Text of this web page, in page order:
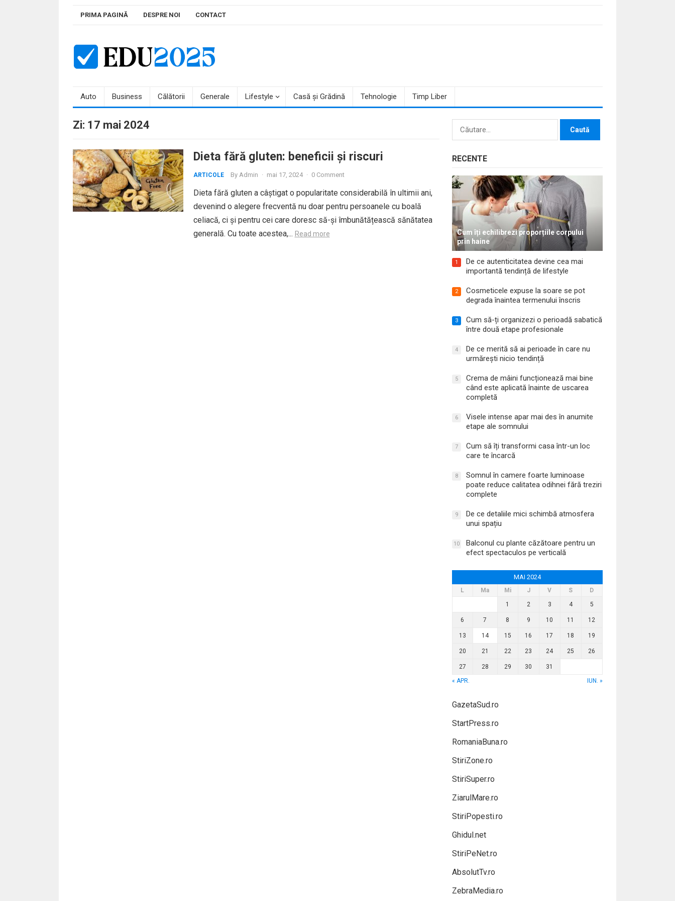
PRIMA PAGINĂ DESPRE NOI CONTACT
Auto Business Călătorii Generale Lifestyle Casă și Grădină Tehnologie Timp Liber
Zi: 17 mai 2024
Dieta fără gluten: beneficii și riscuri
ARTICOLE By Admin · mai 17, 2024 · 0 Comment
Dieta fără gluten a câștigat o popularitate considerabilă în ultimii ani,
devenind o alegere frecventă nu doar pentru persoanele cu boală
celiacă, ci și pentru cei care doresc să-și îmbunătățească sănătatea
generală. Cu toate acestea,... Read more
Caută
RECENTE
Cum îți echilibrezi proporțiile corpului
prin haine
1
De ce autenticitatea devine cea mai
importantă tendință de lifestyle
2
Cosmeticele expuse la soare se pot
degrada înaintea termenului înscris
3
Cum să-ți organizezi o perioadă sabatică
între două etape profesionale
4
De ce merită să ai perioade în care nu
urmărești nicio tendință
5
Crema de mâini funcționează mai bine
când este aplicată înainte de uscarea
completă
6
Visele intense apar mai des în anumite
etape ale somnului
7
Cum să îți transformi casa într-un loc
care te încarcă
8
Somnul în camere foarte luminoase
poate reduce calitatea odihnei fără treziri
complete
9
De ce detaliile mici schimbă atmosfera
unui spațiu
10
Balconul cu plante căzătoare pentru un
efect spectaculos pe verticală
MAI 2024
L Ma Mi J V S
D
1
2 3 4 5
6 7 8 9 10 11 12
13 14 15 16 17 18 19
20 21 22 23 24 25 26
27 28 29 30
31
« APR.
IUN. »
GazetaSud.ro
StartPress.ro
RomaniaBuna.ro
StiriZone.ro
StiriSuper.ro
ZiarulMare.ro
StiriPopesti.ro
Ghidul.net
StiriPeNet.ro
AbsolutTv.ro
ZebraMedia.ro